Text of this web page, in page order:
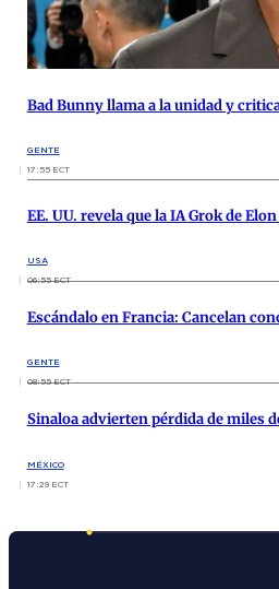
Bad Bunny llama a la unidad y
GENTE
17:55 ECT
EE. UU. revela que la IA Grok de
USA
06:55 ECT
Escándalo en Francia: Cancelan
GENTE
08:55 ECT
Sinaloa advierten pérdida de miles
MÉXICO
17:29 ECT